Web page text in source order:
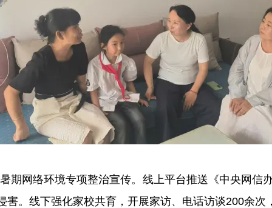
络环境专项整治宣传。线上平台推送《中央网信办
。线下强化家校共育，开展家访、电话访谈200余